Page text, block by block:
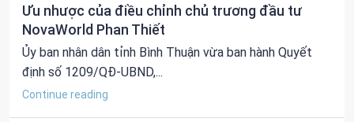
Ưu nhược của điều chỉnh chủ trương đầu tư
NovaWorld Phan Thiết
Ủy ban nhân dân tỉnh Bình Thuận vừa ban hành Quyết
định số 1209/QĐ-UBND,...
Continue reading